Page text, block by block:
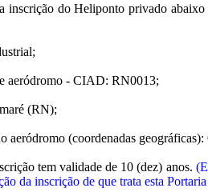
inscrição do Heliponto privado
aeródromo - CIAD: RN0013;
(RN);
aeródromo (coordenadas
tem validade de 10 (dez) anos.
da inscrição de que trata esta